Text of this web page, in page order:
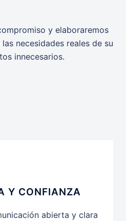
y elaboraremos
necesidades reales de su
innecesarios.
Y CONFIANZA
abierta y clara